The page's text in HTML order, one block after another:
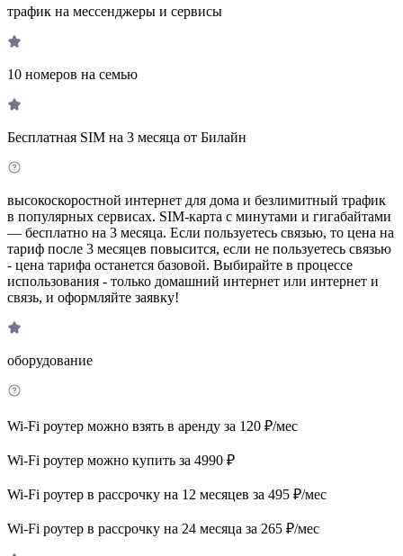
трафик на мессенджеры и сервисы
10 номеров на семью
Бесплатная SIM на 3 месяца от Билайн
высокоскоростной интернет для дома и безлимитный трафик
в популярных сервисах. SIM-карта с минутами и гигабайтами
— бесплатно на 3 месяца. Если пользуетесь связью, то цена на
тариф после 3 месяцев повысится, если не пользуетесь связью
- цена тарифа останется базовой. Выбирайте в процессе
использования - только домашний интернет или интернет и
связь, и оформляйте заявку!
оборудование
Wi-Fi роутер можно взять в аренду за 120 ₽/мес
Wi-Fi роутер можно купить за 4990 ₽
Wi-Fi роутер в рассрочку на 12 месяцев за 495 ₽/мес
Wi-Fi роутер в рассрочку на 24 месяца за 265 ₽/мес